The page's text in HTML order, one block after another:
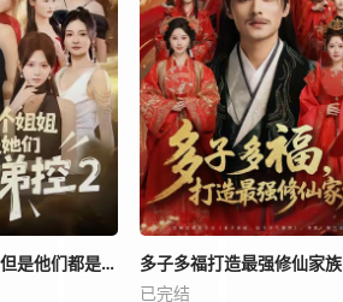
我有八个姐姐，但是他们都是弟控2
多子多福打造最强修仙家族
已完结